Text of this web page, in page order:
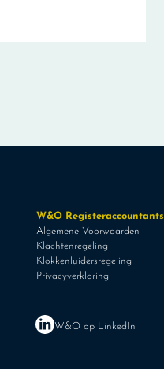
W&O Registeraccountants
Algemene Voorwaarden
Klachtenregeling
Klokkenluidersregeling
Privacyverklaring
W&O op LinkedIn